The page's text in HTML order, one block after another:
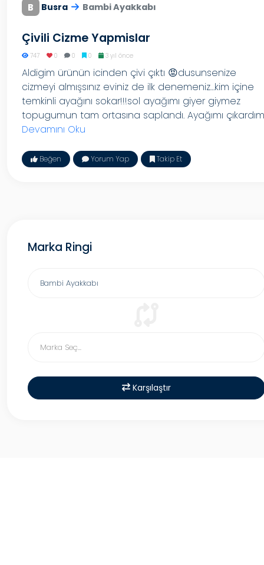
B Busra Bambi Ayakkabı
Çivili Cizme Yapmislar
747 0 0 0 3 yıl önce
Aldigim ürünün icinden çivi çıktı 😡dusunsenize
cizmeyi almışsınız eviniz de ilk denemeniz…kim içine
temkinli ayağını sokar!!!sol ayağımı giyer giymez
topugumun tam ortasına saplandı. Ayağımı
Devamını Oku
Beğen Yorum Yap Takip Et
Marka Ringi
Karşılaştır